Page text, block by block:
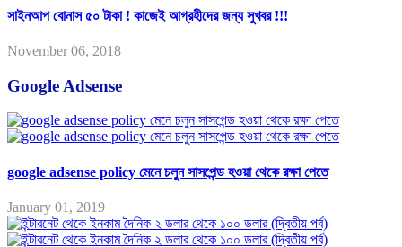
সাইনআপ বোনাস ৫০ টাকা ! কাজেই আগ্রহীদের জন্য সুখবর !!!
November 06, 2018
Google Adsense
google adsense policy মেনে চলুন সাসপেন্ড হওয়া থেকে রক্ষা পেতে
January 01, 2019